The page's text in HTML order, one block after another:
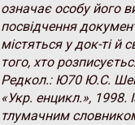
означає особу його
посвідчення
містяться у док-ті й
того, хто
Редкол.: Ю70 Ю.С.
«Укр. енцикл.», 1998.
тлумачним